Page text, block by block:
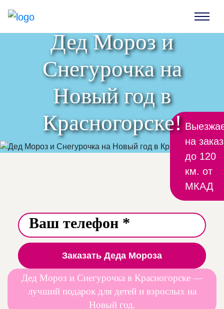
Дед Мороз и
Снегурочка на
Новый год в
Красногорске!
на заказ
до 120
км. от
МКАД
Заказать Деда Мороза
Дед Мороз и Снегурочка в Красногорске —
лучший подарок для детей и взрослых на
Новый год.